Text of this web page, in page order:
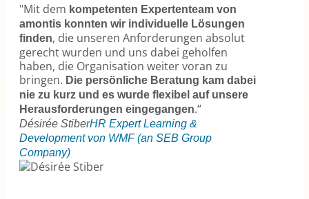
"Mit dem kompetenten Expertenteam von
amontis konnten wir individuelle Lösungen
finden, die unseren Anforderungen absolut
gerecht wurden und uns dabei geholfen
haben, die Organisation weiter voran zu
bringen. Die persönliche Beratung kam dabei
nie zu kurz und es wurde flexibel auf unsere
Herausforderungen eingegangen.“
Désirée StiberHR Expert Learning &
Development von WMF (an SEB Group
Company)